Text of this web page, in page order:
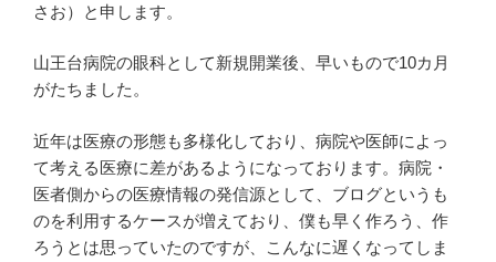
さお）と申します。
山王台病院の眼科として新規開業後、早いもので10カ月
がたちました。
近年は医療の形態も多様化しており、病院や医師によっ
て考える医療に差があるようになっております。病院・
医者側からの医療情報の発信源として、ブログというも
のを利用するケースが増えており、僕も早く作ろう、作
ろうとは思っていたのですが、こんなに遅くなってしま